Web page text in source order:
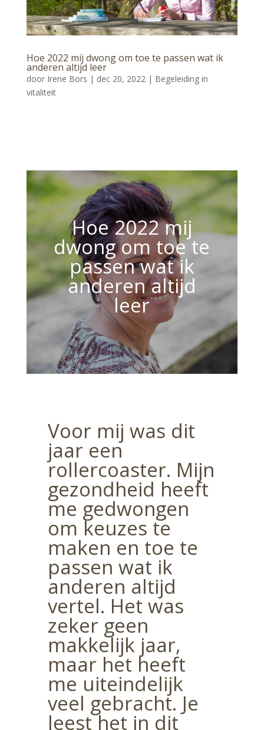
Hoe 2022 mij dwong om toe te passen wat ik
anderen altijd leer
door Irene Bors | dec 20, 2022| Begeleiding in
vitaliteit
Hoe 2022 mij
dwong om toe te
passen wat ik
anderen altijd
leer
Voor mij was dit
jaar een
rollercoaster. Mijn
gezondheid heeft
me gedwongen
om keuzes te
maken en toe te
passen wat ik
anderen altijd
vertel. Het was
zeker geen
makkelijk jaar,
maar het heeft
me uiteindelijk
veel gebracht. Je
leest het in dit